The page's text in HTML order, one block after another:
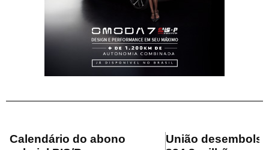
Calendário do abono
União